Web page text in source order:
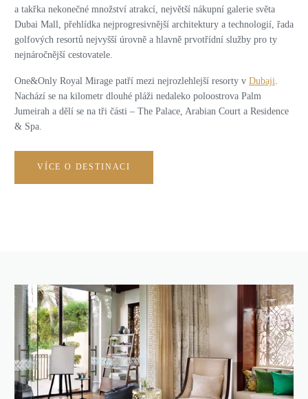
a takřka nekonečné množství atrakcí, největší nákupní galerie světa
Dubai Mall, přehlídka nejprogresivnější architektury a technologií, řada
golfových resortů nejvyšší úrovně a hlavně prvotřídní služby pro ty
nejnáročnější cestovatele.
One&Only Royal Mirage patří mezi nejrozlehlejší resorty v Dubaji
Nachází se na kilometr dlouhé pláži nedaleko poloostrova Palm
Jumeirah a dělí se na tři části – The Palace, Arabian Court a Residence
& Spa.
VÍCE O DESTINACI